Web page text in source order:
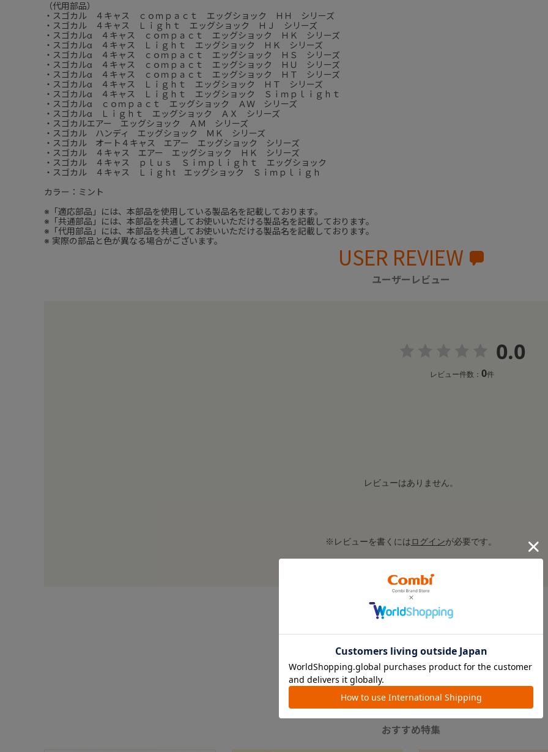
（代用部品）
・スゴカル ４キャス ｃｏｍｐａｃｔ エッグショック ＨＨ シリーズ
・スゴカル ４キャス Ｌｉｇｈｔ エッグショック ＨＪ シリーズ
・スゴカルα ４キャス ｃｏｍｐａｃｔ エッグショック ＨＫ シリーズ
・スゴカルα ４キャス Ｌｉｇｈｔ エッグショック ＨＫ シリーズ
・スゴカルα ４キャス ｃｏｍｐａｃｔ エッグショック ＨＳ シリーズ
・スゴカルα ４キャス ｃｏｍｐａｃｔ エッグショック ＨＵ シリーズ
・スゴカルα ４キャス ｃｏｍｐａｃｔ エッグショック ＨＴ シリーズ
・スゴカルα ４キャス Ｌｉｇｈｔ エッグショック ＨＴ シリーズ
・スゴカルα ４キャス Ｌｉｇｈｔ エッグショック Ｓｉｍｐｌｉｇｈｔ
・スゴカルα ｃｏｍｐａｃｔ エッグショック ＡＷ シリーズ
・スゴカルα Ｌｉｇｈｔ エッグショック ＡＸ シリーズ
・スゴカルエアー エッグショック ＡＭ シリーズ
・スゴカル ハンディ エッグショック ＭＫ シリーズ
・スゴカル オート４キャス エアー エッグショック シリーズ
・スゴカル ４キャス エアー エッグショック ＨＫ シリーズ
・スゴカル ４キャス ｐｌｕｓ Ｓｉｍｐｌｉｇｈｔ エッグショック
・スゴカル ４キャス Ｌｉｇｈt エッグショック Ｓｉｍｐｌｉｇｈ
カラー：ミント
※「適応部品」には、本部品を使用している製品名を記載しております。
※「共通部品」には、本部品を共通してお使いいただける製品名を記載しております。
※「代用部品」には、本部品を共通してお使いいただける製品名を記載しております。
※ 実際の部品と色が異なる場合がございます。
USER REVIEW
ユーザーレビュー
0.0
レビュー件数： 0件
レビューはありません。
※レビューを書くにはログインが必要です。
FEATURE
おすすめ特集